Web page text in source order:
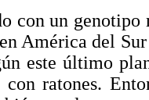
con un
América del
este último
con ratones.